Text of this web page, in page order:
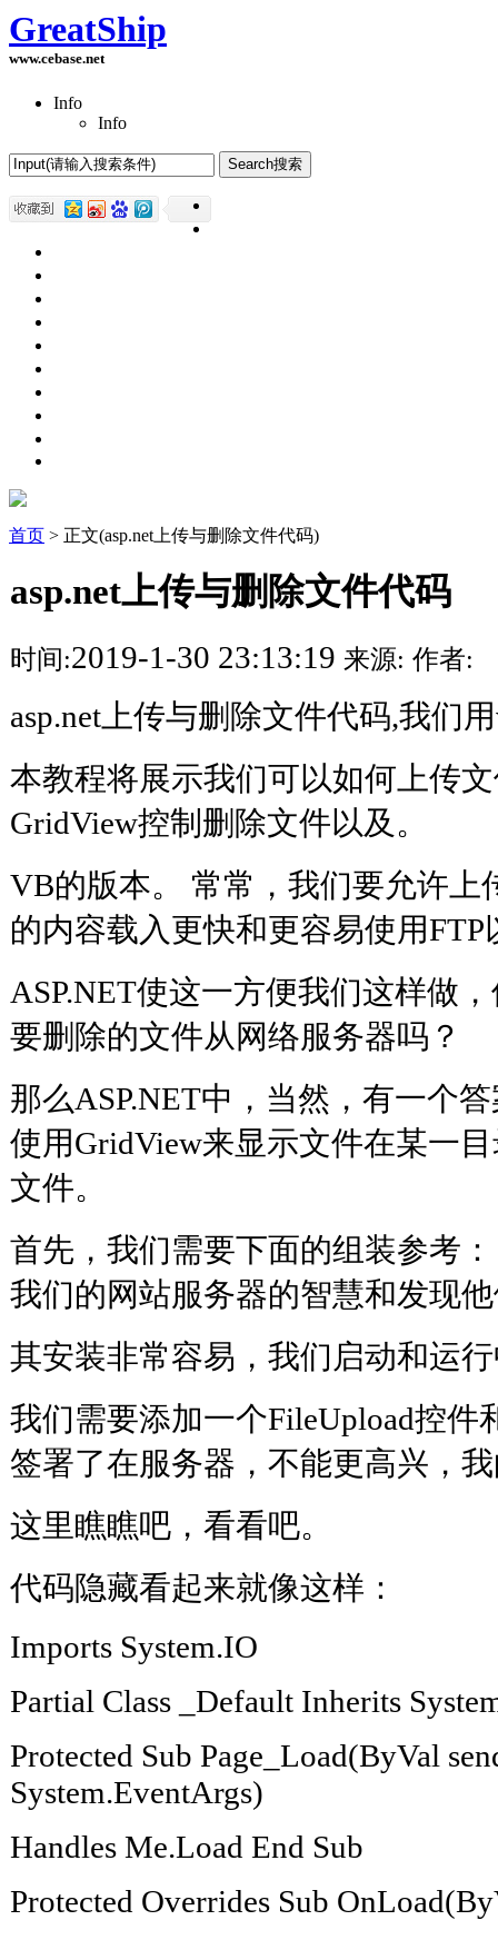
GreatShip
www.cebase.net
Info
Info
首页 > 正文(asp.net上传与删除文件代码)
asp.net上传与删除文件代码
时间:2019-1-30 23:13:19 来源: 作者:
asp.net上传与删除文件代码,我们
本教程将展示我们可以如何上传
GridView控制删除文件以及。
VB的版本。 常常，我们要允许上
的内容载入更快和更容易使用FTP
ASP.NET使这一方便我们这样做
要删除的文件从网络服务器吗？
那么ASP.NET中，当然，有一个
使用GridView来显示文件在某一
文件。
首先，我们需要下面的组装参考
我们的网站服务器的智慧和发现
其安装非常容易，我们启动和运
我们需要添加一个FileUpload控
签署了在服务器，不能更高兴，我
这里瞧瞧吧，看看吧。
代码隐藏看起来就像这样：
Imports System.IO
Partial Class _Default Inherits
Protected Sub Page_Load(ByVal
System.EventArgs)
Handles Me.Load End Sub
Protected Overrides Sub